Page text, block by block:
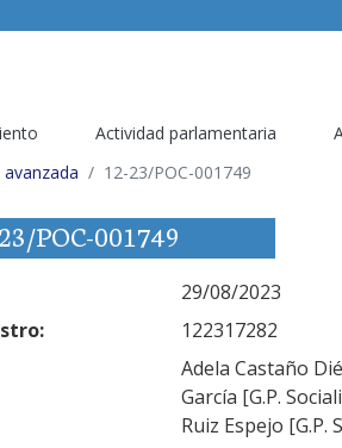
Actividad parlamentaria
12-23/POC-001749
POC-001749
29/08/2023
122317282
Adela Castaño
García [G.P.
Ruiz Espejo [G.P.